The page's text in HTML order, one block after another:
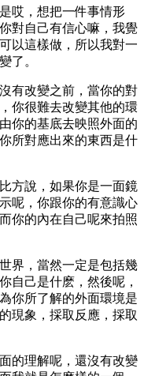
哎，想把一件事情形
對自己有信心嘛，我覺
以這樣做，所以我對一
了。
有改變之前，當你的對
你很難去改變其他的環
你的基底去映照外面的
所對應出來的東西是什
方說，如果你是一面鏡
呢，你跟你的有意識心
你的內在自己呢來拍照
界，當然一定是包括幾
自己是什麽，然後呢，
你所了解的外面環境是
現象，採取反應，採取
的理解呢，還沒有改變